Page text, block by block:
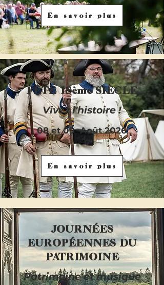
En savoir plus
FÊTE 18ème SIÈCLE
Vivez l'histoire !
08 et 09 Août 2026
En savoir plus
JOURNÉES
EUROPÉENNES DU
PATRIMOINE
Patrimoine et musique